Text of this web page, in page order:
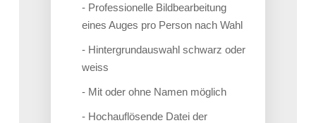
- Professionelle Bildbearbeitung
eines Auges pro Person nach Wahl
- Hintergrundauswahl schwarz oder
weiss
- Mit oder ohne Namen möglich
- Hochauflösende Datei der